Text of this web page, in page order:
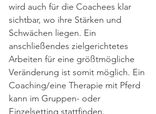
wird auch für die Coachees klar
sichtbar, wo ihre Stärken und
Schwächen liegen. Ein
anschließendes zielgerichtetes
Arbeiten für eine größtmögliche
Veränderung ist somit möglich. Ein
Coaching/eine Therapie mit Pferd
kann im Gruppen- oder
Einzelsetting stattfinden.